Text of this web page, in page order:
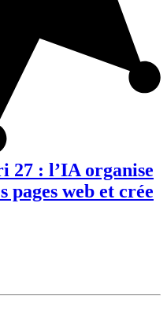
27 : l’IA organise
pages web et crée